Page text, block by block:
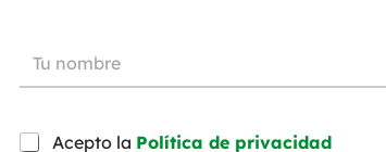
Acepto la Política de privacidad